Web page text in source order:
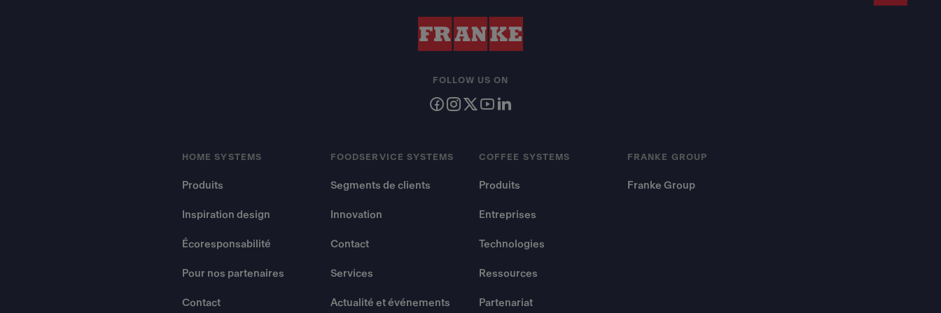
HOME SYSTEMS
Produits
Inspiration design
Écoresponsabilité
Pour nos partenaires
Contact
FOODSERVICE SYSTEMS
Segments de clients
Innovation
Contact
Services
Actualité et événements
COFFEE SYSTEMS
Produits
Entreprises
Technologies
Ressources
Partenariat
FRANKE GROUP
Franke Group
FOLLOW US ON